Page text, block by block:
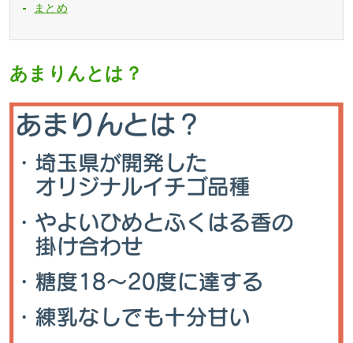
まとめ
あまりんとは？